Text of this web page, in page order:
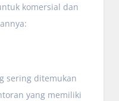
komersial dan
sering ditemukan
yang memiliki